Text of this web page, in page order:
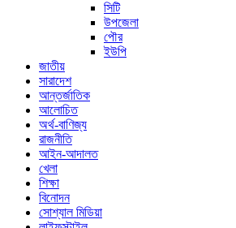
সিটি
উপজেলা
পৌর
ইউপি
জাতীয়
সারাদেশ
আন্তর্জাতিক
আলোচিত
অর্থ-বাণিজ্য
রাজনীতি
আইন-আদালত
খেলা
শিক্ষা
বিনোদন
সোশ্যাল মিডিয়া